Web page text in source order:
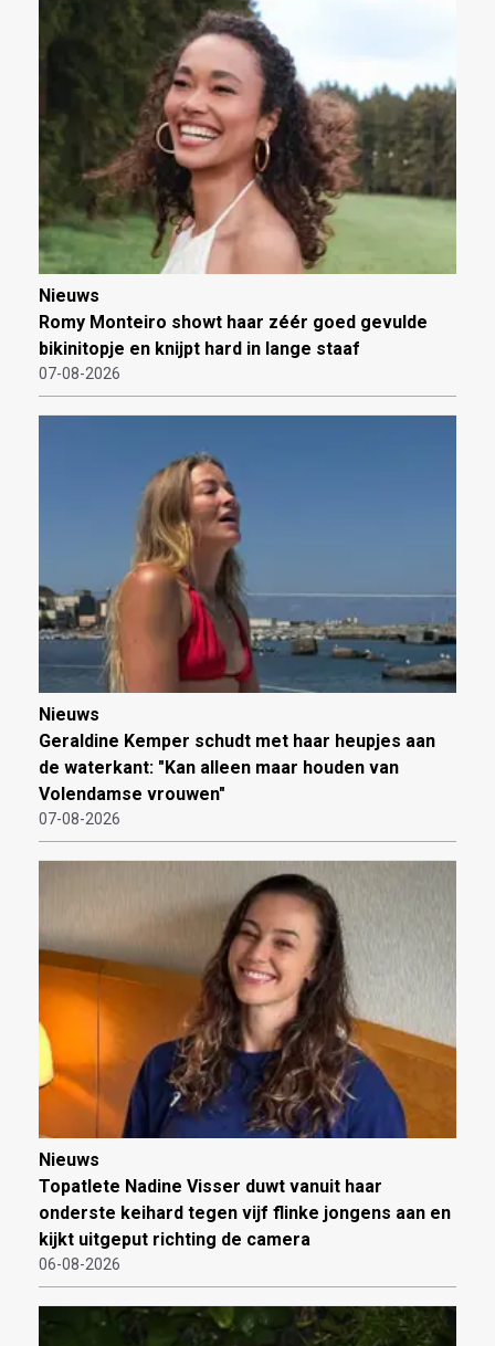
Nieuws
Romy Monteiro showt haar zéér goed gevulde
bikinitopje en knijpt hard in lange staaf
07-08-2026
Nieuws
Geraldine Kemper schudt met haar heupjes aan
de waterkant: "Kan alleen maar houden van
Volendamse vrouwen"
07-08-2026
Nieuws
Topatlete Nadine Visser duwt vanuit haar
onderste keihard tegen vijf flinke jongens aan en
kijkt uitgeput richting de camera
06-08-2026